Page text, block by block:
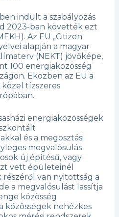
indult a szabályozás
2023-ban követték ezt
Az EU „Citizen
alapján a magyar
(NEKT) jövőképe,
100 energiaközösség
Eközben az EU a
közel tízszeres
energiaközösségek
és a megosztási
megvalósulás
új építésű, vagy
vett épületeinél
van nyitottság a
a megvalósulást lassítja
közösség
közösségek nehézkes